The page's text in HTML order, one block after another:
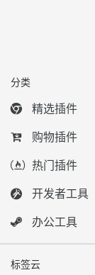
分类
精选插件
购物插件
热门插件
开发者工具
办公工具
标签云